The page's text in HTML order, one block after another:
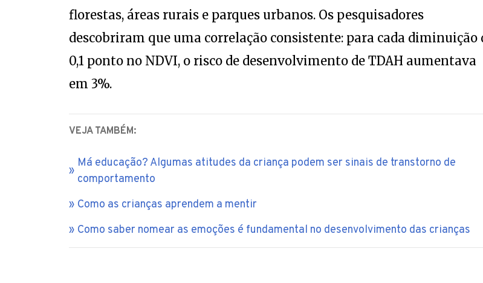
florestas, áreas rurais e parques urbanos. Os pesquisadores
descobriram que uma correlação consistente: para cada diminuição
0,1 ponto no NDVI, o risco de desenvolvimento de TDAH aumentava
em 3%.
VEJA TAMBÉM:
Má educação? Algumas atitudes da criança podem ser sinais de transtorno de
comportamento
Como as crianças aprendem a mentir
Como saber nomear as emoções é fundamental no desenvolvimento das crianças